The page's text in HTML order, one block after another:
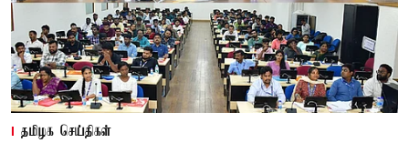
தமிழக செய்திகள்